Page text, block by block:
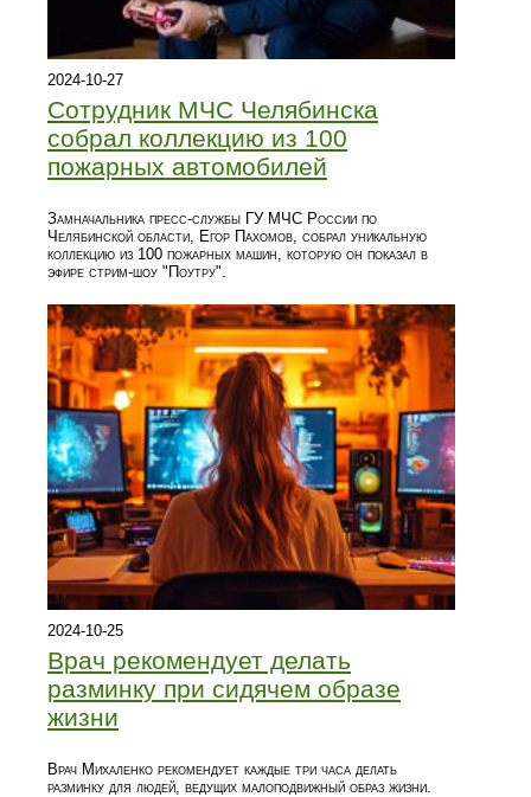
2024-10-27
Сотрудник МЧС Челябинска
собрал коллекцию из 100
пожарных автомобилей
Замначальника пресс-службы ГУ МЧС России по
Челябинской области, Егор Пахомов, собрал уникальную
коллекцию из 100 пожарных машин, которую он показал в
эфире стрим-шоу "Поутру".
2024-10-25
Врач рекомендует делать
разминку при сидячем образе
жизни
Врач Михаленко рекомендует каждые три часа делать
разминку для людей, ведущих малоподвижный образ жизни.